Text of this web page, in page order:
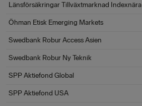
Länsförsäkringar Tillväxtmarknad Indexnära
Öhman Etisk Emerging Markets
Swedbank Robur Access Asien
Swedbank Robur Ny Teknik
SPP Aktiefond Global
SPP Aktiefond USA